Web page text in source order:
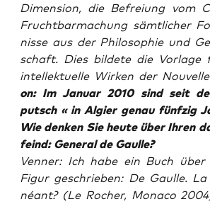
Dimen­si­on, die Befrei­ung vom
Frucht­bar­ma­chung sämt­li­cher
nis­se aus der Phi­lo­so­phie und
schaft. Dies bil­de­te die Vor­la­ge
intel­lek­tu­el­le Wir­ken der
on: Im Janu­ar 2010 sind seit
putsch « in Algier genau fünf­zig
Wie den­ken Sie heu­te über Ihren
feind: Gene­ral de Gaulle?
Ven­ner: Ich habe ein Buch über
Figur geschrie­ben: De Gaul­le.
néant?(Le Rocher, Mona­co